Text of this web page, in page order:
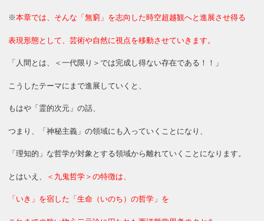
※本章では、そんな「無窮」を志向した時空超越観へと進展させ得る
表現形態として、芸術や自然に視点を移動させていきます。
「人間とは、＜一代限り＞では完成し得ない存在である！！」
こうしたテーマにまで進展していくと、
もはや「霊的次元」の話、
つまり、「神秘主義」の領域にも入っていくことになり、
「理知的」な哲学が対象とする領域から離れていくことになります。
とはいえ、 ＜九鬼哲学＞の特徴は、
「いき」を宿した「生命（いのち）の哲学」を